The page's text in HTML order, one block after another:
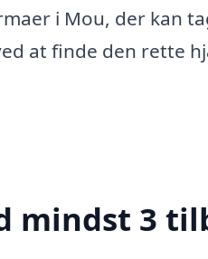
i Mou, der kan
at finde den rette
mindst 3